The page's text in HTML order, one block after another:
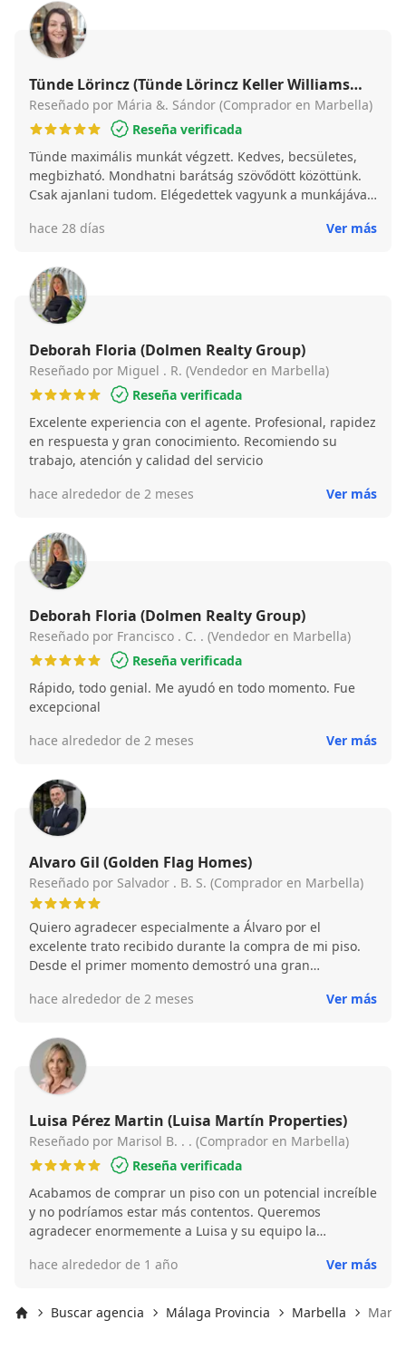
Tünde Lörincz (Tünde Lörincz Keller Williams
Marbella)
Reseñado por Mária &. Sándor (Comprador en Marbella)
Reseña verificada
Tünde maximális munkát végzett. Kedves, becsületes,
megbizható. Mondhatni barátság szövődött közöttünk.
Csak ajanlani tudom. Elégedettek vagyunk a munkájával.
confianza. Se podria decir que surgió una amistad entre
satisfechos con su trabajo.
hace 28 días Ver más
Deborah Floria (Dolmen Realty Group)
Reseñado por Miguel . R. (Vendedor en Marbella)
Reseña verificada
Excelente experiencia con el agente. Profesional, rapidez
en respuesta y gran conocimiento. Recomiendo su
trabajo, atención y calidad del servicio
hace alrededor de 2 meses
Ver más
Deborah Floria (Dolmen Realty Group)
Reseñado por Francisco . C. . (Vendedor en Marbella)
Reseña verificada
Rápido, todo genial. Me ayudó en todo momento. Fue
excepcional
hace alrededor de 2 meses
Ver más
Alvaro Gil (Golden Flag Homes)
Reseñado por Salvador . B. S. (Comprador en Marbella)
Quiero agradecer especialmente a Álvaro por el
excelente trato recibido durante la compra de mi piso.
Desde el primer momento demostró una gran
acompañándome en todo el proceso y resolviendo
una vivienda es una decisión importante, y gracias a su
ayuda todo fue mucho más fácil y tranquilo. Siempre
estuvo disponible cuando lo necesité y transmitió
confianza y transparencia en cada paso. Ha sido un
auténtico placer contar con su apoyo. Sin duda,
recomendaría a Álvaro a cualquier persona que esté
buscando comprar o vender una vivienda. Muchas
gracias por todo.
hace alrededor de 2 meses Ver más
Luisa Pérez Martin (Luisa Martín Properties)
Reseñado por Marisol B. . . (Comprador en Marbella)
Reseña verificada
Acabamos de comprar un piso con un potencial increíble
y no podríamos estar más contentos. Queremos
agradecer enormemente a Luisa y su equipo la
proceso con total transparencia y atención al detalle.
honestidad y conocimiento sobre el valor y posibilidades
de esta vivienda. Han hecho que una decisión tan
hace alrededor de 1 año Ver más
Buscar agencia Málaga Provincia Marbella